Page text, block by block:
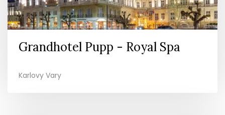
Grandhotel Pupp - Royal Spa
Karlovy Vary